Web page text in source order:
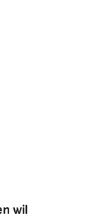
wil